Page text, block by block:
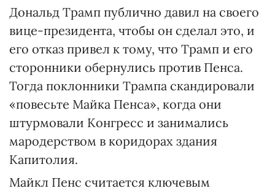
Дональд Трамп публично давил на своего
вице-президента, чтобы он сделал это, и
его отказ привел к тому, что Трамп и его
сторонники обернулись против Пенса.
Тогда поклонники Трампа скандировали
«повесьте Майка Пенса», когда они
штурмовали Конгресс и занимались
мародерством в коридорах здания
Капитолия.
Майкл Пенс считается ключевым